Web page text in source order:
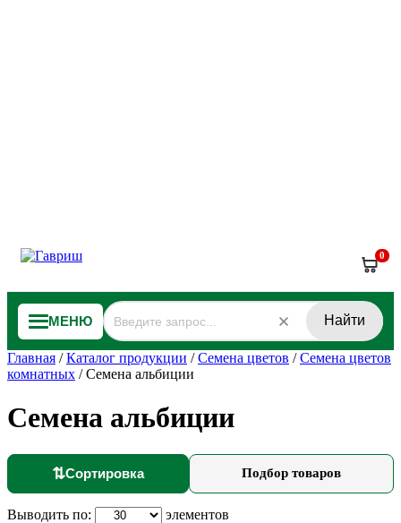
0
МЕНЮ Найти
Главная /Каталог продукции /Семена цветов /Семена цветов
комнатных /Семена альбиции
Семена альбиции
⇅Сортировка Подбор товаров
Выводить по: элементов